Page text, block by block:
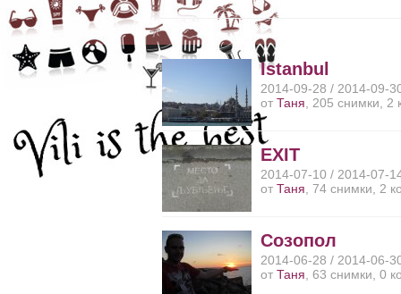
Istanbul
2014-09-28 / 2014-09-
отТаня , 205 снимки, 2
EXIT
2014-07-10 / 2014-07-
отТаня , 74 снимки, 2
Созопол
2014-06-28 / 2014-06-
отТаня , 63 снимки, 0